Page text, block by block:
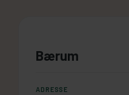
Bærum
ADRESSE